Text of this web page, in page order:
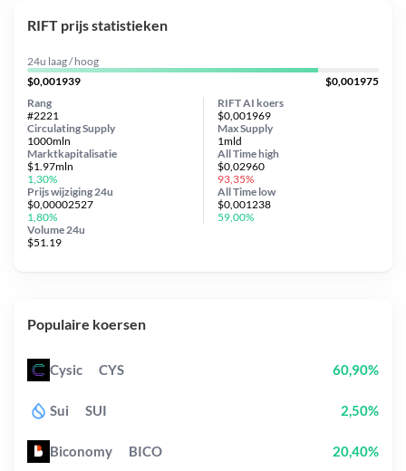
RIFT prijs statistieken
24u laag / hoog
$0,001939
$0,001975
RIFT AI koers
$0,001969
Circulating Supply
1000mln
Prijs wijziging 24u
$0,00002527
1,80%
Max Supply
1mld
Marktkapitalisatie
$1.97mln
1,30%
Volume 24u
$51.19
Rang
#2221
All Timehigh
$0,02960
93,35%
All Time low
$0,001238
59,00%
Populaire koersen
Cysic CYS 60,90%
Sui SUI 2,50%
Biconomy BICO 20,40%